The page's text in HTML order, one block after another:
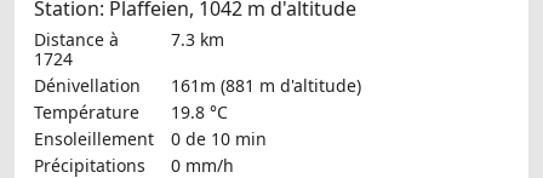
Station: Plaffeien, 1042 m d'altitude
Distance à
1724
7.3 km
Dénivellation
161m (881 m d'altitude)
Température
19.8 °C
Ensoleillement
0 de 10 min
Précipitations
0 mm/h